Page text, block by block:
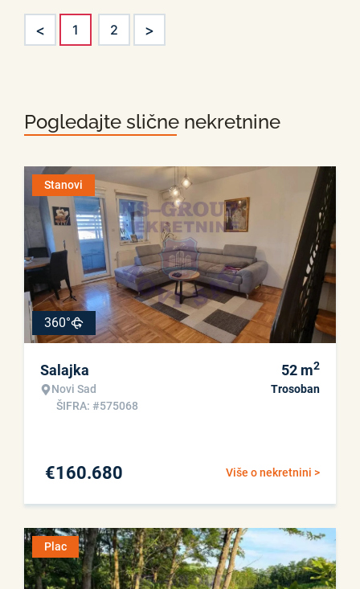
< 1 2 >
Pogledajte slične nekretnine
Stanovi
360°
Salajka
Novi Sad
ŠIFRA: #575068
52 m2
Trosoban
Više o nekretnini >
€160.680
Plac